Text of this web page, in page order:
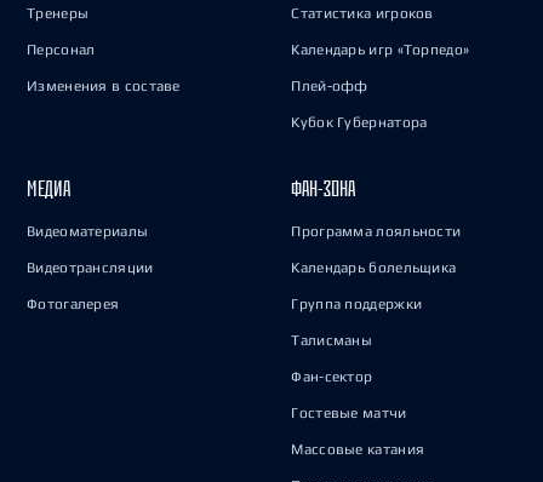
Тренеры
Персонал
Изменения в составе
Статистика игроков
Календарь игр «Торпедо»
Плей-офф
Кубок Губернатора
МЕДИА
Видеоматериалы
Видеотрансляции
Фотогалерея
ФАН-ЗОНА
Программа лояльности
Календарь болельщика
Группа поддержки
Талисманы
Фан-сектор
Гостевые матчи
Массовые катания